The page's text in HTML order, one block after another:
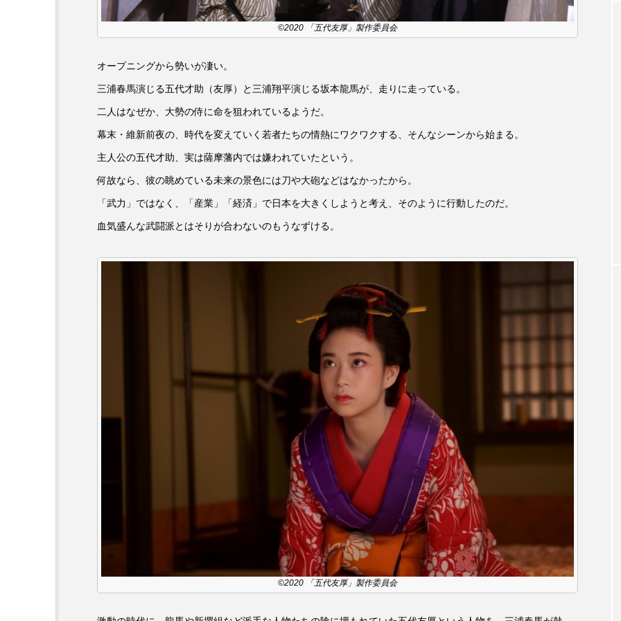
キング・オブ・キングス クラファン クリスマス クロエ・ジャオ
サニーサイドブックス サリー サンキュー、チャック
シム・ウンギョン シム・ヒョンソ
ジェシカ・チャステイン ジェシー・バックリー
ジューン・スキップ ジョディ・フォスター
スカーレット・ヨハンソン スケルトン！のりもの編
タイ映画 ダイヤモンド 私たちの衣装工房
チャイルド・フィルム チャップリン
ツーリストファミリー
トリデミー賞 トルコ ドイツ ドキュメンタリー
ニーナ・イエ ノルウェー映画 ハサン・ハーディ ハムネット
バニーン・アハマド・ナーイフ バンドー神戸青少年科学館
ファームサーカスの地産地消をあそぼう！ フェ
フラワータウン フラワータウン市民センター フラワータウン市民センターホール
フリーペーパー フレーベル館 ブノワ・ドゥローム ブライアン・エプスタイン
ブリジット・ジョーンズの日記 ブリッタ・テッケントラップ
©2020 「五代友厚」製作委員会
オープニングから勢いが凄い。
三浦春馬演じる五代才助（友厚）と三浦翔平演じる坂本龍馬が、走りに走っている。
二人はなぜか、大勢の侍に命を狙われているようだ。
幕末・維新前夜の、時代を変えていく若者たちの情熱にワクワクする、そんなシーンから始まる。
主人公の五代才助、実は薩摩藩内では嫌われていたという。
何故なら、彼の眺めている未来の景色には刀や大砲などはなかったから。
「武力」ではなく、「産業」「経済」で日本を大きくしようと考え、そのように行動したのだ。
血気盛んな武闘派とはそりが合わないのもうなずける。
©2020 「五代友厚」製作委員会